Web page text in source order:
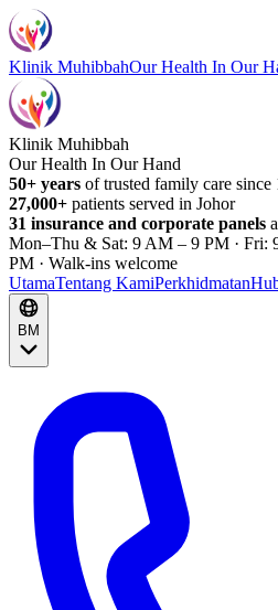
Klinik MuhibbahOur Health In Our
Klinik Muhibbah
Our Health In Our Hand
50+ years of trusted family care since
27,000+ patients served in Johor
31 insurance and corporate panels
Mon–Thu & Sat: 9 AM – 9 PM · Fri:
PM · Walk-ins welcome
UtamaTentang KamiPerkhidmatan
BM